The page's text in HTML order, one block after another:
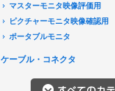
マスターモニタ映像評価用
ピクチャーモニタ映像確認用
ポータブルモニタ
プロジェクタ
ケーブル・コネクタ